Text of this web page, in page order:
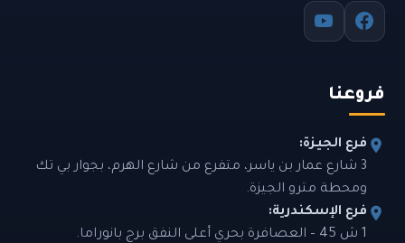
فروعنا
فرع الجيزة:
3 شارع عمار بن ياسر، متفرع من شارع الهرم، بجوار بي تك
ومحطة مترو الجيزة.
فرع الإسكندرية:
1 ش 45 – العصافرة بحري أعلى النفق برج بانوراما.